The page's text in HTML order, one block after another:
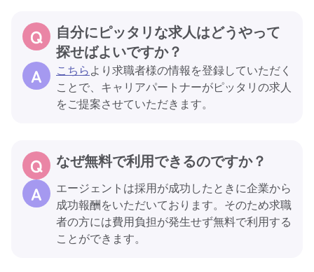
自分にピッタリな求人はどうやって
探せばよいですか？
こちらより求職者様の情報を登録していただく
ことで、キャリアパートナーがピッタリの求人
をご提案させていただきます。
なぜ無料で利用できるのですか？
エージェントは採用が成功したときに企業から
成功報酬をいただいております。そのため求職
者の方には費用負担が発生せず無料で利用する
ことができます。